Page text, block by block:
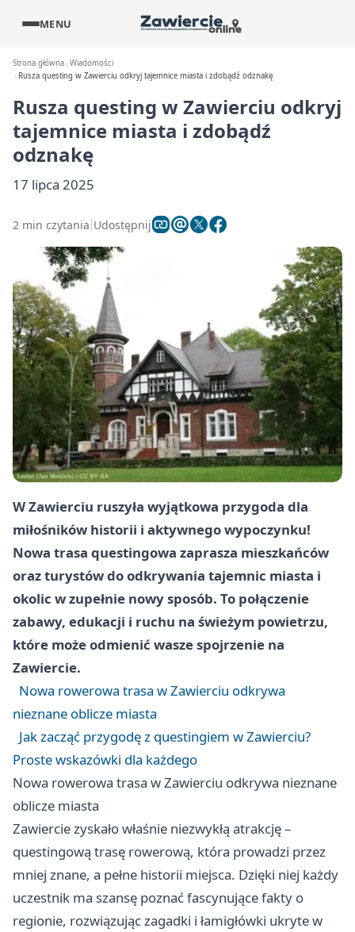
MENU
Strona główna Wiadomości
Rusza questing w Zawierciu odkryj tajemnice miasta i zdobądź odznakę
Rusza questing w Zawierciu odkryj
tajemnice miasta i zdobądź
odznakę
17 lipca 2025
2 min czytania Udostępnij
W Zawierciu ruszyła wyjątkowa przygoda dla
miłośników historii i aktywnego wypoczynku!
Nowa trasa questingowa zaprasza mieszkańców
oraz turystów do odkrywania tajemnic miasta i
okolic w zupełnie nowy sposób. To połączenie
zabawy, edukacji i ruchu na świeżym powietrzu,
które może odmienić wasze spojrzenie na
Zawiercie.
Nowa rowerowa trasa w Zawierciu odkrywa
nieznane oblicze miasta
Jak zacząć przygodę z questingiem w Zawierciu?
Proste wskazówki dla każdego
Nowa rowerowa trasa w Zawierciu odkrywa nieznane
oblicze miasta
Zawiercie zyskało właśnie niezwykłą atrakcję –
questingową trasę rowerową, która prowadzi przez
mniej znane, a pełne historii miejsca. Dzięki niej każdy
uczestnik ma szansę poznać fascynujące fakty o
regionie, rozwiązując zagadki i łamigłówki ukryte w